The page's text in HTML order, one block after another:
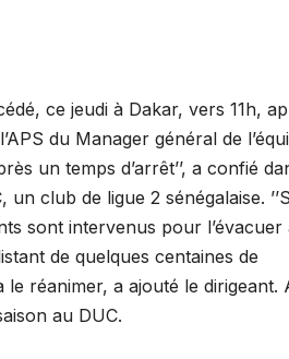
ce jeudi à Dakar, vers 11h,
du Manager général de
un temps d’arrêt’’, a confié
club de ligue 2 sénégalaise.
sont intervenus pour l’évacuer
de quelques centaines de
le réanimer, a ajouté le dirigeant.
au DUC.